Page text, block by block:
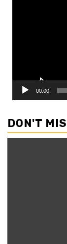
00:00
DON'T